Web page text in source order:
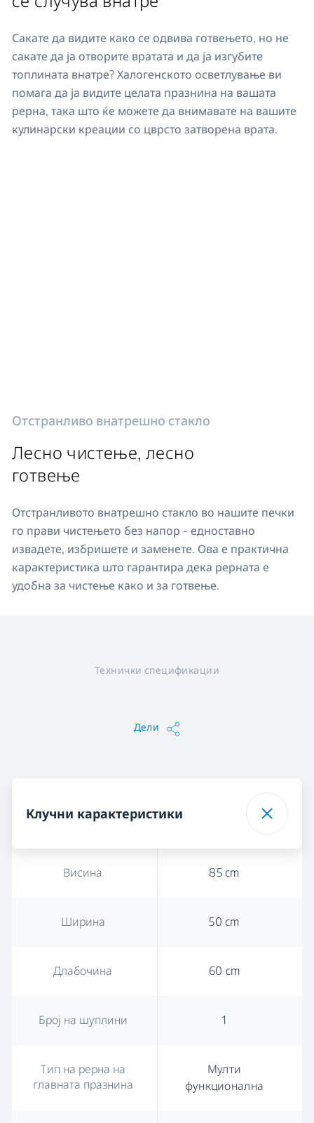
Сакате да видите како се одвива готвењето, но не
сакате да ја отворите вратата и да ја изгубите
топлината внатре? Халогенското осветлување ви
помага да ја видите целата празнина на вашата
рерна, така што ќе можете да внимавате на вашите
кулинарски креации со цврсто затворена врата.
Отстранливо внатрешно стакло
Лесно чистење, лесно
готвење
Отстранливото внатрешно стакло во нашите печки
го прави чистењето без напор - едноставно
извадете, избришете и заменете. Ова е практична
карактеристика што гарантира дека рерната е
удобна за чистење како и за готвење.
Технички спецификации
Дели
Клучни карактеристики
Висина 85 cm
Ширина 50 cm
Длабочина 60 cm
Број на шуплини 1
Тип на рерна на
главната празнина
Мулти
функционална